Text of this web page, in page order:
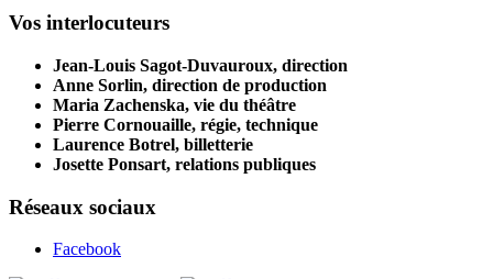
Vos interlocuteurs
Jean-Louis Sagot-Duvauroux, direction
Anne Sorlin, direction de production
Maria Zachenska, vie du théâtre
Pierre Cornouaille, régie, technique
Laurence Botrel, billetterie
Josette Ponsart, relations publiques
Réseaux sociaux
Facebook